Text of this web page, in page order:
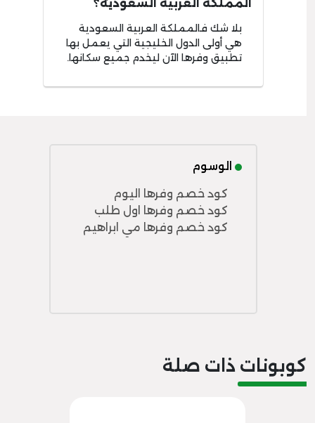
المملكة العربية السعودية؟
بلا شك فالمملكة العربية السعودية
هي أولى الدول الخليجية التي يعمل بها
تطبيق وفرها الآن ليخدم جميع سكانها.
الوسوم
كود خصم وفرها اليوم
كود خصم وفرها اول طلب
كود خصم وفرها مي ابراهيم
كوبونات ذات صلة